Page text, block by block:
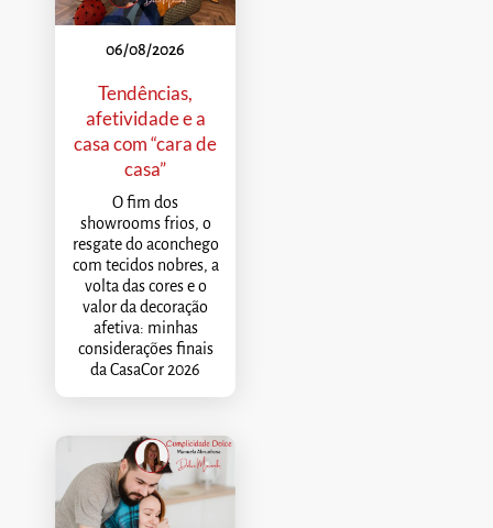
06/08/2026
Tendências,
afetividade e a
casa com “cara de
casa”
O fim dos
showrooms frios, o
resgate do aconchego
com tecidos nobres, a
volta das cores e o
valor da decoração
afetiva: minhas
considerações finais
da CasaCor 2026